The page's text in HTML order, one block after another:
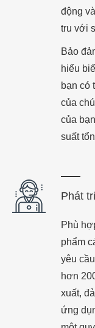
động
tru với
Bảo
hiểu
bạn có
của
của
suất
Phát
Phù
phẩm
yêu
hơn
xuất,
ứng